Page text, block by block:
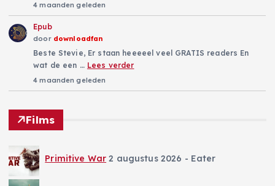
4 maanden geleden
Epub
door downloadfan
Beste Stevie, Er staan heeeeel veel GRATIS readers En
wat de een … Lees verder
4 maanden geleden
Films
Primitive War 2 augustus 2026 - Eater